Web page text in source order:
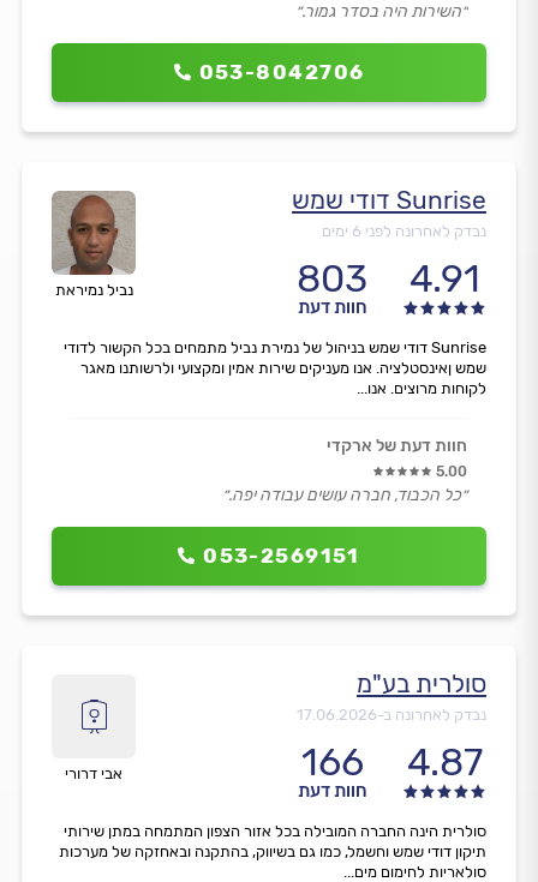
053-8042706
״השירות היה בסדר גמור.״
נביל נמיראת
Sunrise דודי שמש
נבדק לאחרונה לפני 6 ימים
4.91
803
חוות דעת
053-2569151
Sunrise דודי שמש בניהול של נמירת נביל מתמחים בכל הקשור לדודי
שמש ןאינסטלציה. אנו מעניקים שירות אמין ומקצועי ולרשותנו מאגר
לקוחות מרוצים. אנו...
חוות דעת של ארקדי
5.00
״כל הכבוד, חברה עושים עבודה יפה.״
אבי דרורי
סולרית בע"מ
נבדק לאחרונה ב-17.06.2026
4.87
166
חוות דעת
סולרית הינה החברה המובילה בכל אזור הצפון המתמחה במתן שירותי
תיקון דודי שמש וחשמל, כמו גם בשיווק, בהתקנה ובאחזקה של מערכות
סולאריות לחימום מים...